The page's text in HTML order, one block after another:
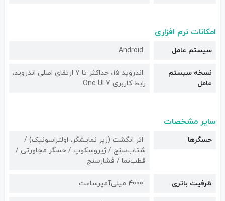
امکانات نرم افزاری
سیستم عامل Android
نسخه سیستم
عامل
اندروید 15، حداکثر تا 7 ارتقای اصلی اندروید،
رابط کاربری One UI 7
سایر مشخصات
حسگرها
اثر انگشت (زیر نمایشگر، اولتراسونیک) /
شتاب‌سنج / ژیروسکوپ / حسگر مجاورتی /
قطب‌نما / فشارسنج
ظرفیت باتری 4000 میلی‌آمپرساعت